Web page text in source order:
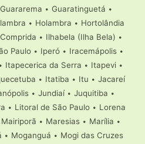
Guararema • Guaratinguetá •
• Holambra • Hortolândia
• Ilhabela (Ilha Bela) •
Paulo • Iperó • Iracemápolis •
• Itapecerica da Serra • Itapevi •
• Itatiba • Itu • Jacareí
• Jundiaí• Juquitiba •
• Litoral de São Paulo • Lorena
Mairiporã • Maresias • Marília •
• Moganguá • Mogi das Cruzes